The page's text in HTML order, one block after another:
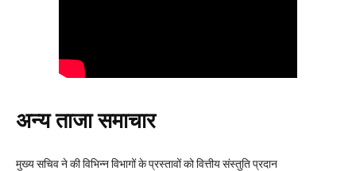
अन्य ताजा समाचार
मुख्य सचिव ने की विभिन्न विभागों के प्रस्तावों को वित्तीय संस्तुति प्रदान